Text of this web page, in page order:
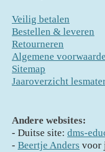
Veilig betalen
Bestellen & leveren
Retourneren
Algemene
Sitemap
Jaaroverzicht
Andere websites:
- Duitse site: dms-
- Beertje Anders voor